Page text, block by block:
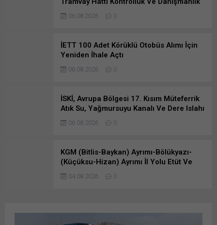
Hizmetlerine Teklif Verenler…
06.08.2026 0
İETT 100 Adet Körüklü Otobüs Alımı İçin
Yeniden İhale Açtı
06.08.2026 0
İSKİ, Avrupa Bölgesi 17. Kısım Müteferrik
Atık Su, Yağmursuyu Kanalı Ve Dere Islahı
İnşaatı İhale Duyuru…
06.08.2026 0
KGM (Bitlis-Baykan) Ayrımı-Bölükyazı-
(Küçüksu-Hizan) Ayrımı İl Yolu Etüt Ve
Proje Danışmanlık Hizmeti İçin Teklif Aldı
04.08.2026 0